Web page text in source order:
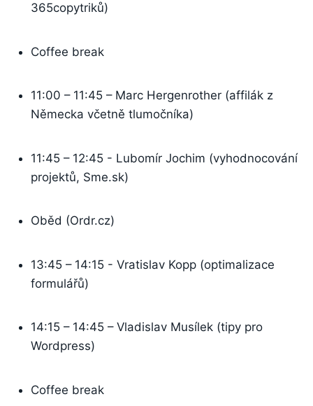
365copytriků)
Coffee break
11:00 – 11:45 – Marc Hergenrother (affilák z
Německa včetně tlumočníka)
11:45 – 12:45 - Lubomír Jochim (vyhodnocování
projektů, Sme.sk)
Oběd (Ordr.cz)
13:45 – 14:15 - Vratislav Kopp (optimalizace
formulářů)
14:15 – 14:45 – Vladislav Musílek (tipy pro
Wordpress)
Coffee break